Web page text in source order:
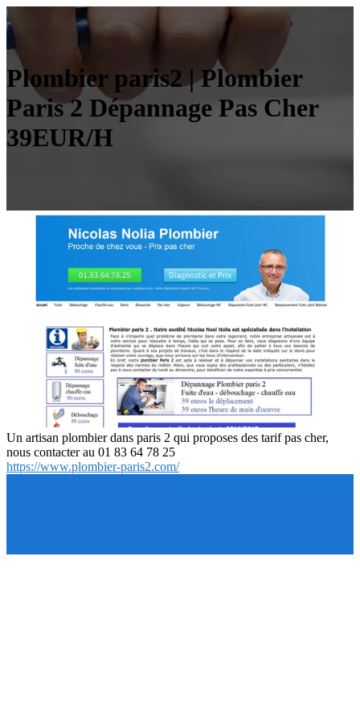
Plombier paris2 | Plombier
Paris 2 Dépannage Pas Cher
39EUR/H
Un artisan plombier dans paris 2 qui proposes des tarif pas cher,
nous contacter au 01 83 64 78 25
https://www.plombier-paris2.com/